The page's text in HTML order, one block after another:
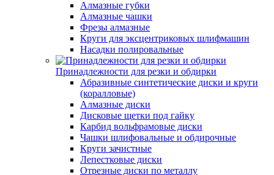
Алмазные губки
Алмазные чашки
Фрезы алмазные
Круги для эксцентриковых шлифмашин
Насадки полировальные
Принадлежности для резки и обдирки
Абразивные синтетические диски и круги
(коралловые)
Алмазные диски
Дисковые щетки под гайку
Карбид вольфрамовые диски
Чашки шлифовальные и обдирочные
Круги зачистные
Лепестковые диски
Отрезные диски по металлу